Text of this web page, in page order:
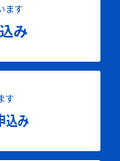
ます
み
す
込み